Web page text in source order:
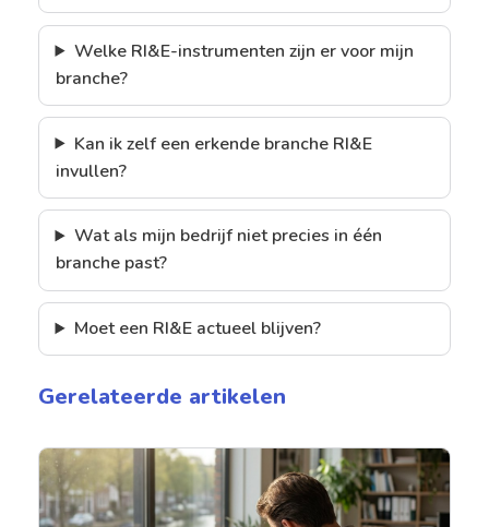
Welke RI&E-instrumenten zijn er voor mijn
branche?
Kan ik zelf een erkende branche RI&E
invullen?
Wat als mijn bedrijf niet precies in één
branche past?
Moet een RI&E actueel blijven?
Gerelateerde artikelen